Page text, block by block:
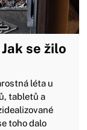
se žilo
léta u
tabletů a
toho dalo